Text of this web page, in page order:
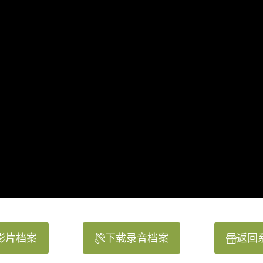
片档案 下载录音档案 返回